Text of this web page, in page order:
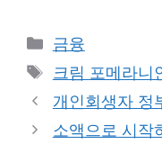
Categories
금융
Tags
크림 포메라니
개인회생자 정
소액으로 시작